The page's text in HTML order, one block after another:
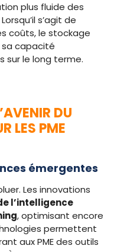
plus fluide des
s’agit de
coûts, le stockage
capacité
sur le long terme.
DU
LES PME
émergentes
Les innovations
l’intelligence
, optimisant encore
permettent
aux PME des outils